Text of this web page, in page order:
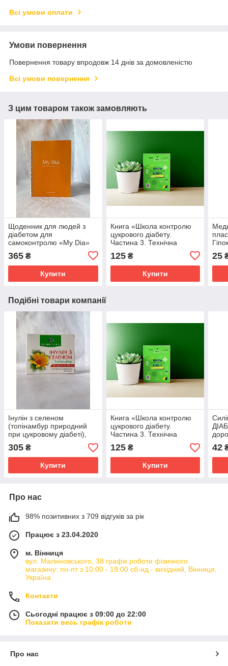
Всі умови оплати
Умови повернення
Повернення товару впродовж 14 днів за домовленістю
Всі умови повернення
З цим товаром також замовляють
Щоденник для людей з
діабетом для
самоконтролю «My Dia»
Планер для покращення
компенсації, українською
мовою
365 ₴
Купити
Книга «Школа контролю
цукрового діабету.
Частина 3. Технічна
125₴
Купити
25
Подібні товари компанії
Інулін з селеном
(топінамбур природний
при цукровому діабеті),
Дієтична добавка, Рослина
Карпат, 60 таблеток
305 ₴
Купити
Книга «Школа контролю
цукрового діабету.
Частина 3. Технічна
підтримка»
125₴
Купити
42
Про нас
98% позитивних з 709 відгуків за рік
Працює з 23.04.2020
м. Вінниця
вул. Малиновського, 38 графік роботи фізичного
магазину: пн-пт з 10:00 - 19:00 сб-нд - вихідний, Вінниця,
Україна
Контакти
Сьогодні працює з 09:00 до 22:00
Показати весь графік роботи
Про нас